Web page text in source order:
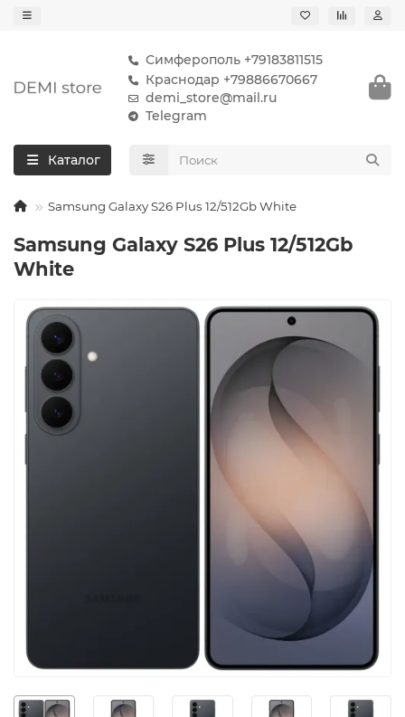
Симферополь +79183811515
Краснодар +79886670667
demi_store@mail.ru
Telegram
Каталог
Samsung Galaxy S26 Plus 12/512Gb White
Samsung Galaxy S26 Plus 12/512Gb
White